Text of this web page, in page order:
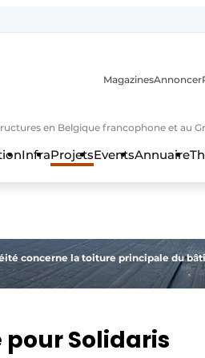
en Belgique francophone et au
MagazinesAnnoncer
InfraProjetsEventsAnnuaire
concerne la toiture principale du
Solidaris